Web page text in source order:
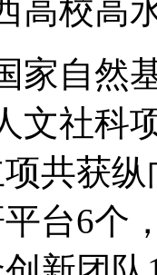
高校高
家自然
文社科
共获
台6个